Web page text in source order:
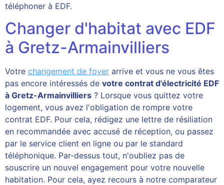
téléphoner à EDF.
Changer d'habitat avec EDF
à Gretz-Armainvilliers
Votre changement de foyer arrive et vous ne vous êtes
pas encore intéressés de votre contrat d'électricité EDF
à Gretz-Armainvilliers ? Lorsque vous quittez votre
logement, vous avez l'obligation de rompre votre
contrat EDF. Pour cela, rédigez une lettre de résiliation
en recommandée avec accusé de réception, ou passez
par le service client en ligne ou par le standard
téléphonique. Par-dessus tout, n'oubliez pas de
souscrire un nouvel engagement pour votre nouvelle
habitation. Pour cela, ayez recours à notre comparateur